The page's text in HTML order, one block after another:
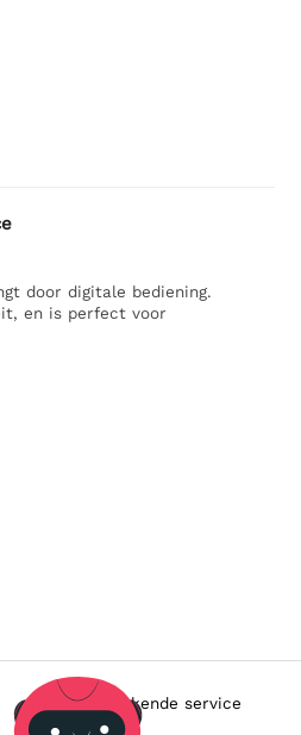
door digitale bediening.
en is perfect voor
Uitstekende service